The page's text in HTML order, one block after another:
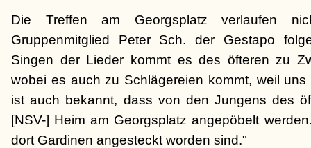
Die Treffen am Georgsplatz verlaufen
Gruppenmitglied Peter Sch. der Gestapo
Singen der Lieder kommt es des öfteren zu
wobei es auch zu Schlägereien kommt, weil
ist auch bekannt, dass von den Jungens des
[NSV-] Heim am Georgsplatz angepöbelt
dort Gardinen angesteckt worden sind."